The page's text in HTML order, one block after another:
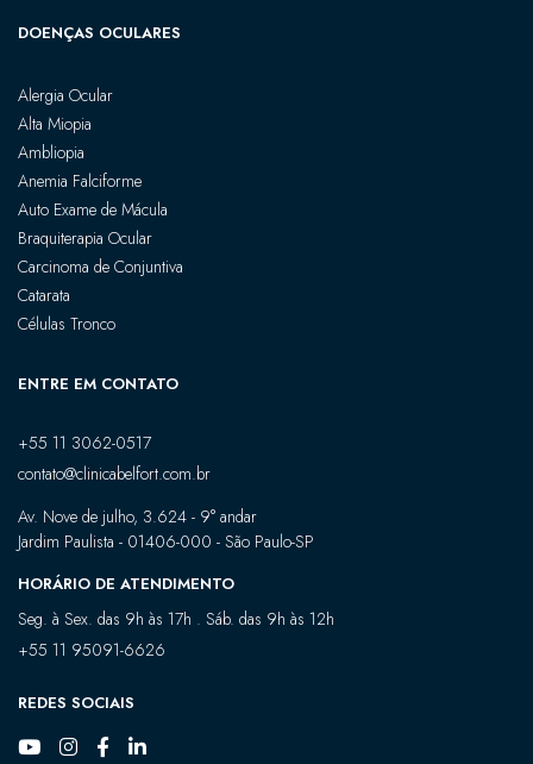
DOENÇAS OCULARES
Alergia Ocular
Alta Miopia
Ambliopia
Anemia Falciforme
Auto Exame de Mácula
Braquiterapia Ocular
Carcinoma de Conjuntiva
Catarata
Células Tronco
ENTRE EM CONTATO
+55 11 3062-0517
contato@clinicabelfort.com.br
Av. Nove de julho, 3.624 - 9° andar
Jardim Paulista - 01406-000 - São Paulo-SP
HORÁRIO DE ATENDIMENTO
Seg. à Sex. das 9h às 17h . Sáb. das 9h às 12h
+55 11 95091-6626
REDES SOCIAIS